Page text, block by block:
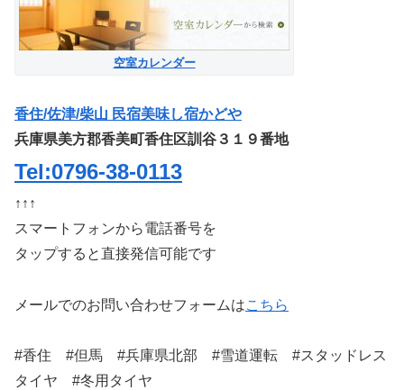
空室カレンダー
香住/佐津/柴山 民宿美味し宿かどや
兵庫県美方郡香美町香住区訓谷３１９番地
Tel:0796-38-0113
↑↑↑
スマートフォンから電話番号を
タップすると直接発信可能です
メールでのお問い合わせフォームはこちら
#香住 #但馬 #兵庫県北部 #雪道運転 #スタッドレス
タイヤ #冬用タイヤ